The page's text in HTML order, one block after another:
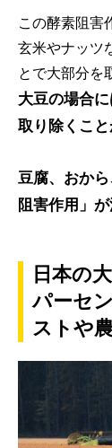
この酵素阻害
玄米やナッツ
とで大部分を
大豆の場合
取り除くこと
豆腐、おか
阻害作用」
日本の
パーセ
ストや